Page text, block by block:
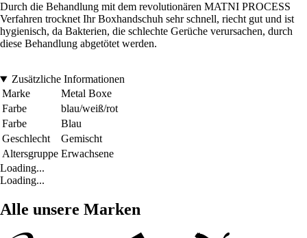
Durch die Behandlung mit dem revolutionären MATNI PROCESS
Verfahren trocknet Ihr Boxhandschuh sehr schnell, riecht gut und ist
hygienisch, da Bakterien, die schlechte Gerüche verursachen, durch
diese Behandlung abgetötet werden.
Zusätzliche Informationen
Marke
Metal Boxe
Farbe
blau/weiß/rot
Farbe
Blau
Geschlecht
Gemischt
Altersgruppe Erwachsene
Loading...
Loading...
Alle unsere Marken